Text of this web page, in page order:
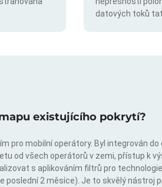
datových toků
existujícího pokrytí?
pro mobilní operátory. Byl integrován
od všech operátorů v zemi, přístup k
s aplikováním filtrů pro technologie
poslední 2 měsíce). Je to skvělý nástroj